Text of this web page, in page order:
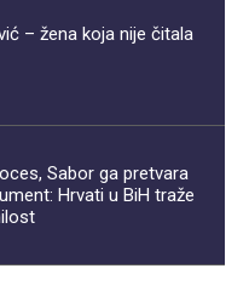
– žena koja nije čitala
Sabor ga pretvara
Hrvati u BiH traže